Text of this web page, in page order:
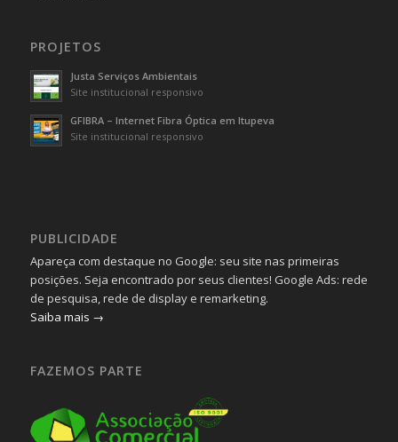
PROJETOS
Justa Serviços Ambientais
Site institucional responsivo
GFIBRA – Internet Fibra Óptica em Itupeva
Site institucional responsivo
PUBLICIDADE
Apareça com destaque no Google: seu site nas primeiras
posições. Seja encontrado por seus clientes! Google Ads: rede
de pesquisa, rede de display e remarketing.
Saiba mais →
FAZEMOS PARTE